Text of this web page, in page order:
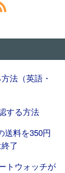
法（英語・
する方法
送料を350円
了
トウォッチが